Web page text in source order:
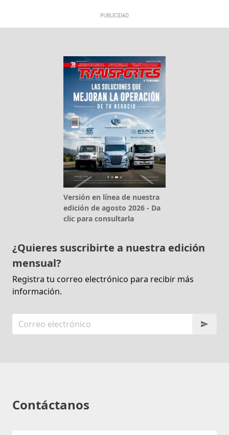
PUBLICIDAD
Versión en línea de nuestra
edición de agosto 2026 - Da
clic para consultarla
¿Quieres suscribirte a nuestra edición
mensual?
Registra tu correo electrónico para recibir más
información.
Contáctanos